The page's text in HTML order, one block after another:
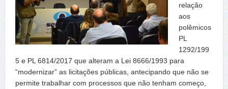
relação
aos
polêmicos
PL
1292/199
5 e PL 6814/2017 que alteram a Lei 8666/1993 para
“modernizar” as licitações públicas, antecipando que não se
permite trabalhar com processos que não tenham começo,